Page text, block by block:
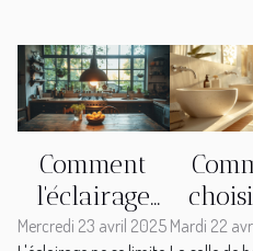
Comment
l'éclairage
peut
Mercredi 23 avril 2025 Mardi 22